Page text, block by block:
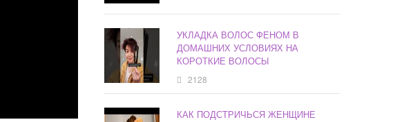
УКЛАДКА ВОЛОС ФЕНОМ В
ДОМАШНИХ УСЛОВИЯХ НА
КОРОТКИЕ ВОЛОСЫ
2128
КАК ПОДСТРИЧЬСЯ ЖЕНЩИНЕ